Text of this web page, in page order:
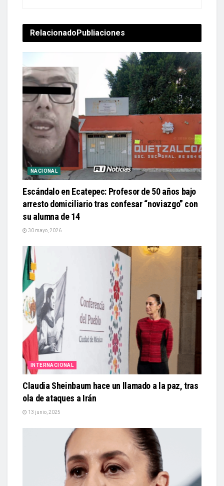
RelacionadoPubliaciones
NACIONAL
Escándalo en Ecatepec: Profesor de 50 años bajo
arresto domiciliario tras confesar “noviazgo” con
su alumna de 14
30 mayo, 2026
INTERNACIONAL
Claudia Sheinbaum hace un llamado a la paz, tras
ola de ataques a Irán
13 junio, 2025